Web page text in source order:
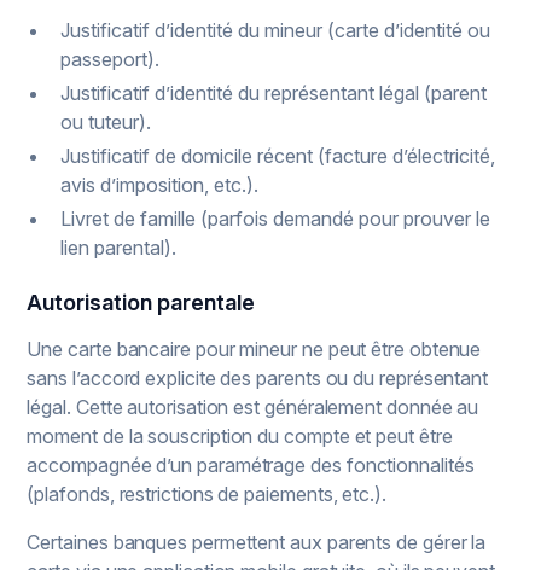
Justificatif d’identité du mineur (carte d’identité ou
passeport).
Justificatif d’identité du représentant légal (parent
ou tuteur).
Justificatif de domicile récent (facture d’électricité,
avis d’imposition, etc.).
Livret de famille (parfois demandé pour prouver le
lien parental).
Autorisation parentale
Une carte bancaire pour mineur ne peut être obtenue
sans l’accord explicite des parents ou du représentant
légal. Cette autorisation est généralement donnée au
moment de la souscription du compte et peut être
accompagnée d’un paramétrage des fonctionnalités
(plafonds, restrictions de paiements, etc.).
Certaines banques permettent aux parents de gérer la